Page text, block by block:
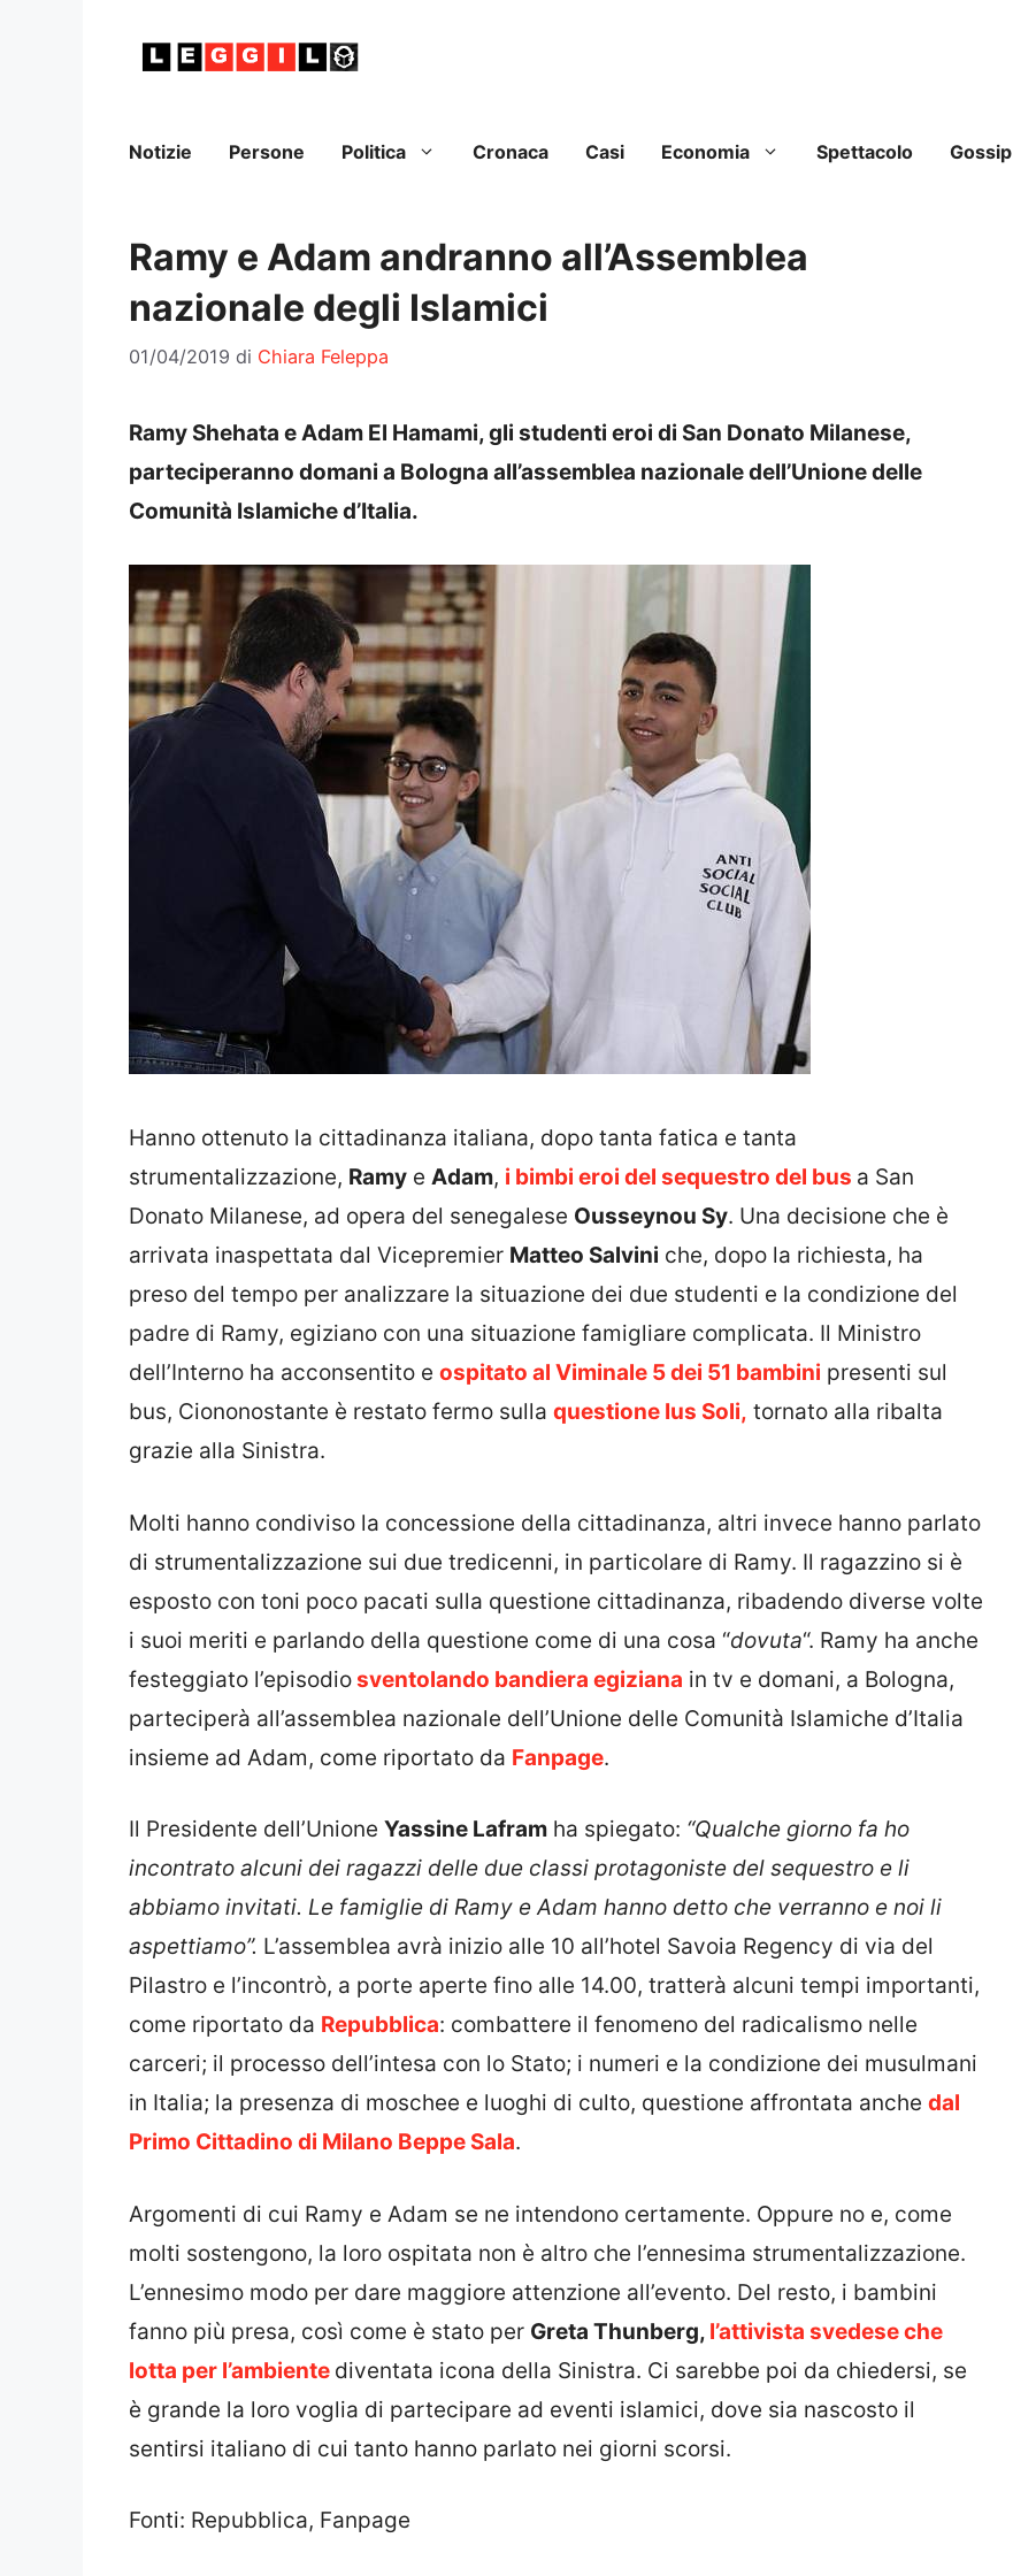
Notizie Persone Politica Cronaca Casi Economia Spettacolo Gossip
Ramy e Adam andranno all’Assemblea
nazionale degli Islamici
01/04/2019 di Chiara Feleppa
Ramy Shehata e Adam El Hamami, gli studenti eroi di San Donato Milanese,
parteciperanno domani a Bologna all’assemblea nazionale dell’Unione delle
Comunità Islamiche d’Italia.
Hanno ottenuto la cittadinanza italiana, dopo tanta fatica e tanta
strumentalizzazione, Ramy e Adam, i bimbi eroi del sequestro del bus a San
Donato Milanese, ad opera del senegalese Ousseynou Sy. Una decisione che è
arrivata inaspettata dal Vicepremier Matteo Salvini che, dopo la richiesta, ha
preso del tempo per analizzare la situazione dei due studenti e la condizione del
padre di Ramy, egiziano con una situazione famigliare complicata. Il Ministro
dell’Interno ha acconsentito e ospitato al Viminale 5 dei 51 bambini presenti sul
bus, Ciononostante è restato fermo sulla questione Ius Soli, tornato alla ribalta
grazie alla Sinistra.
Molti hanno condiviso la concessione della cittadinanza, altri invece hanno parlato
di strumentalizzazione sui due tredicenni, in particolare di Ramy. Il ragazzino si è
esposto con toni poco pacati sulla questione cittadinanza, ribadendo diverse volte
i suoi meriti e parlando della questione come di una cosa “dovuta“. Ramy ha anche
festeggiato l’episodiosventolando bandiera egiziana in tv e domani, a Bologna,
parteciperà all’assemblea nazionale dell’Unione delle Comunità Islamiche d’Italia
insieme ad Adam, come riportato da Fanpage.
Il Presidente dell’Unione Yassine Lafram ha spiegato: “Qualche giorno fa ho
incontrato alcuni dei ragazzi delle due classi protagoniste del sequestro e li
abbiamo invitati. Le famiglie di Ramy e Adam hanno detto che verranno e noi li
aspettiamo”. L’assemblea avrà inizio alle 10 all’hotel Savoia Regency di via del
Pilastro e l’incontrò, a porte aperte fino alle 14.00, tratterà alcuni tempi importanti,
come riportato da Repubblica: combattere il fenomeno del radicalismo nelle
carceri; il processo dell’intesa con lo Stato; i numeri e la condizione dei musulmani
in Italia; la presenza di moschee e luoghi di culto, questione affrontata anche dal
Primo Cittadino di Milano Beppe Sala.
Argomenti di cui Ramy e Adam se ne intendono certamente. Oppure no e, come
molti sostengono, la loro ospitata non è altro che l’ennesima strumentalizzazione.
L’ennesimo modo per dare maggiore attenzione all’evento. Del resto, i bambini
fanno più presa, così come è stato per Greta Thunberg, l’attivista svedese che
lotta per l’ambiente diventata icona della Sinistra. Ci sarebbe poi da chiedersi, se
è grande la loro voglia di partecipare ad eventi islamici, dove sia nascosto il
sentirsi italiano di cui tanto hanno parlato nei giorni scorsi.
Fonti: Repubblica, Fanpage